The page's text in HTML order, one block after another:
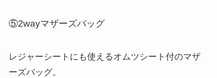
⑤2wayマザーズバッグ
レジャーシートにも使えるオムツシート付のマザ
ーズバッグ。